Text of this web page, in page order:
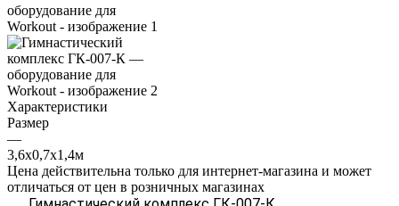
Характеристики
Размер
—
3,6х0,7х1,4м
Цена действительна только для интернет-магазина и может
отличаться от цен в розничных магазинах